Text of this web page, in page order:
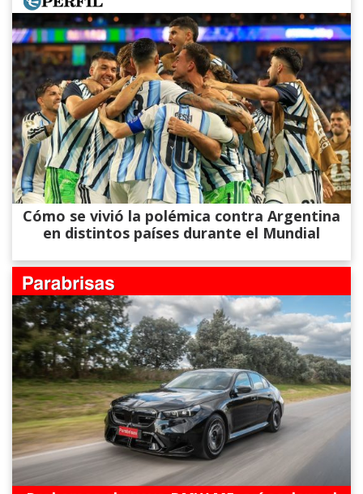
Cómo se vivió la polémica contra Argentina
en distintos países durante el Mundial